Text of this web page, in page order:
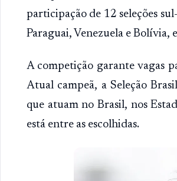
participação de 12 seleções
Paraguai, Venezuela e Bolívia,
A competição garante vagas
Atual campeã, a Seleção
que atuam no Brasil, nos
está entre as escolhidas.